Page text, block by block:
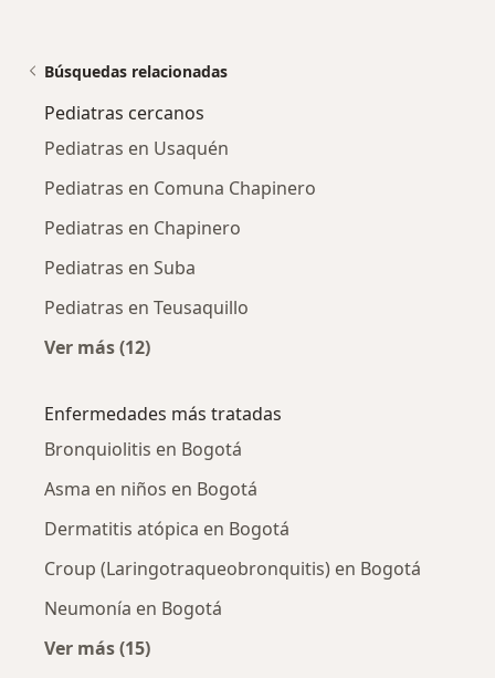
Búsquedas relacionadas
Pediatras cercanos
Pediatras en Usaquén
Pediatras en Comuna Chapinero
Pediatras en Chapinero
Pediatras en Suba
Pediatras en Teusaquillo
Ver más (12)
Enfermedades más tratadas
Bronquiolitis en Bogotá
Asma en niños en Bogotá
Dermatitis atópica en Bogotá
Croup (Laringotraqueobronquitis) en Bogotá
Neumonía en Bogotá
Ver más (15)